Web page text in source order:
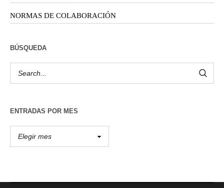
NORMAS DE COLABORACIÓN
BÚSQUEDA
ENTRADAS POR MES